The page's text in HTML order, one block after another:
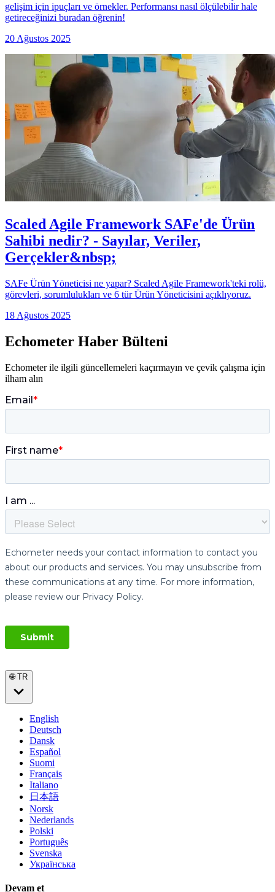
gelişim için ipuçları ve örnekler. Performansı nasıl ölçülebilir hale
getireceğinizi buradan öğrenin!
20 Ağustos 2025
Scaled Agile Framework SAFe'de Ürün
Sahibi nedir? - Sayılar, Veriler,
Gerçekler&nbsp;
SAFe Ürün Yöneticisi ne yapar? Scaled Agile Framework'teki rolü,
görevleri, sorumlulukları ve 6 tür Ürün Yöneticisini açıklıyoruz.
18 Ağustos 2025
Echometer Haber Bülteni
Echometer ile ilgili güncellemeleri kaçırmayın ve çevik çalışma için
ilham alın
🌐 TR
English
Deutsch
Dansk
Español
Suomi
Français
Italiano
日本語
Norsk
Nederlands
Polski
Português
Svenska
Українська
Devam et